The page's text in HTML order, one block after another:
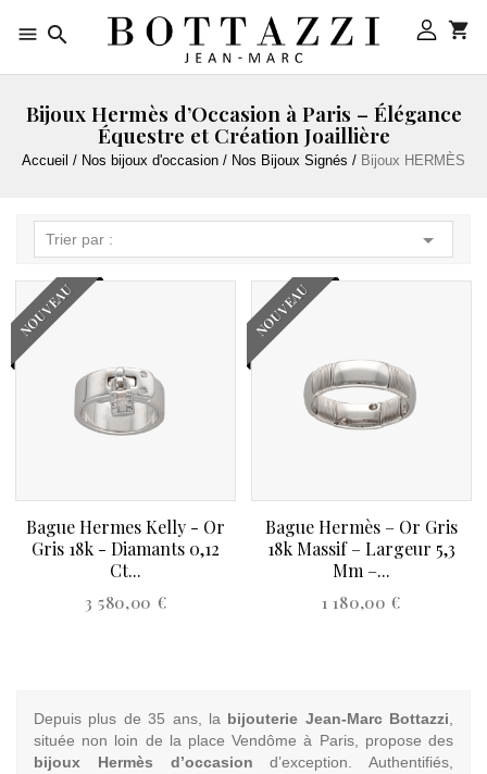
  
Bijoux Hermès d’Occasion à Paris – Élégance
Équestre et Création Joaillière
Accueil Nos bijoux d'occasion Nos Bijoux Signés Bijoux HERMÈS
Depuis plus de 35 ans, la bijouterie Jean-Marc Bottazzi,
située non loin de la place Vendôme à Paris, propose des
bijoux Hermès d’occasion d’exception. Authentifiés,
Trier par : 
NOUVEAU
Bague Hermes Kelly - Or
Gris 18k - Diamants 0,12
Ct...
Price
3 580,00 €
NOUVEAU
Bague Hermès – Or Gris
18k Massif – Largeur 5,3
Mm –...
Price
1 180,00 €